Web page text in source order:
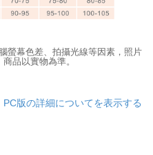
螢幕色差、拍攝光線等因素，照片
品以實物為準。
PC版の詳細についてを表示する